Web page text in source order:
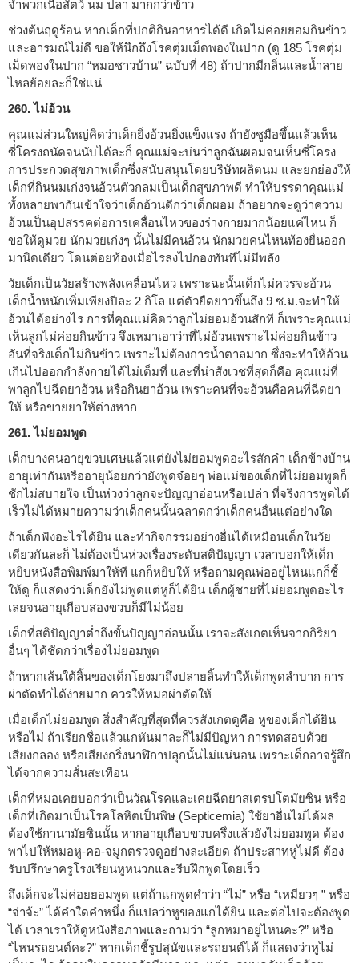
จำพวกเนื้อสัตว์ นม ปลา มากกว่าข้าว
ช่วงต้นฤดูร้อน หากเด็กที่ปกติกินอาหารได้ดี เกิดไม่ค่อยยอมกินข้าว
และอารมณ์ไม่ดี ขอให้นึกถึงโรคตุ่มเม็ดพองในปาก (ดู 185 โรคตุ่ม
เม็ดพองในปาก “หมอชาวบ้าน” ฉบับที่ 48) ถ้าปากมีกลิ่นและน้ำลาย
ไหลย้อยละก็ใช่แน่
260. ไม่อ้วน
คุณแม่ส่วนใหญ่คิดว่าเด็กยิ่งอ้วนยิ่งแข็งแรง ถ้ายังชูมือขึ้นแล้วเห็น
ซี่โครงถนัดจนนับได้ละก็ คุณแม่จะบ่นว่าลูกฉันผอมจนเห็นซี่โครง
การประกวดสุขภาพเด็กซึ่งสนับสนุนโดยบริษัทผลิตนม และยกย่องให้
เด็กที่กินนมเก่งจนอ้วนตัวกลมเป็นเด็กสุขภาพดี ทำให้บรรดาคุณแม่
ทั้งหลายพากันเข้าใจว่าเด็กอ้วนดีกว่าเด็กผอม ถ้าอยากจะดูว่าความ
อ้วนเป็นอุปสรรคต่อการเคลื่อนไหวของร่างกายมากน้อยแค่ไหน ก็
ขอให้ดูมวย นักมวยเก่งๆ นั้นไม่มีคนอ้วน นักมวยคนไหนท้องยื่นออก
มานิดเดียว โดนต่อยท้องเมื่อไรลงไปกองทันทีไม่มีพลัง
วัยเด็กเป็นวัยสร้างพลังเคลื่อนไหว เพราะฉะนั้นเด็กไม่ควรจะอ้วน
เด็กน้ำหนักเพิ่มเพียงปีละ 2 กิโล แต่ตัวยืดยาวขึ้นถึง 9 ซ.ม.จะทำให้
อ้วนได้อย่างไร การที่คุณแม่คิดว่าลูกไม่ยอมอ้วนสักที ก็เพราะคุณแม่
เห็นลูกไม่ค่อยกินข้าว จึงเหมาเอาว่าที่ไม่อ้วนเพราะไม่ค่อยกินข้าว
อันที่จริงเด็กไม่กินข้าว เพราะไม่ต้องการน้ำตาลมาก ซึ่งจะทำให้อ้วน
เกินไปออกกำลังกายได้ไม่เต็มที่ และที่น่าสังเวชที่สุดก็คือ คุณแม่ที่
พาลูกไปฉีดยาอ้วน หรือกินยาอ้วน เพราะคนที่จะอ้วนคือคนที่ฉีดยา
ให้ หรือขายยาให้ต่างหาก
261. ไม่ยอมพูด
เด็กบางคนอายุขวบเศษแล้วแต่ยังไม่ยอมพูดอะไรสักคำ เด็กข้างบ้าน
อายุเท่ากันหรืออายุน้อยกว่ายังพูดจ๋อยๆ พ่อแม่ของเด็กที่ไม่ยอมพูดก็
ชักไม่สบายใจ เป็นห่วงว่าลูกจะปัญญาอ่อนหรือเปล่า ที่จริงการพูดได้
เร็วไม่ได้หมายความว่าเด็กคนนั้นฉลาดกว่าเด็กคนอื่นแต่อย่างใด
ถ้าเด็กฟังอะไรได้ยิน และทำกิจกรรมอย่างอื่นได้เหมือนเด็กในวัย
เดียวกันละก็ ไม่ต้องเป็นห่วงเรื่องระดับสติปัญญา เวลาบอกให้เด็ก
หยิบหนังสือพิมพ์มาให้ที แกก็หยิบให้ หรือถามคุณพ่ออยู่ไหนแกก็ชี้
ให้ดู ก็แสดงว่าเด็กยังไม่พูดแต่หูก็ได้ยิน เด็กผู้ชายที่ไม่ยอมพูดอะไร
เลยจนอายุเกือบสองขวบก็มีไม่น้อย
เด็กที่สติปัญญาต่ำถึงขั้นปัญญาอ่อนนั้น เราจะสังเกตเห็นจากกิริยา
อื่นๆ ได้ชัดกว่าเรื่องไม่ยอมพูด
ถ้าหากเส้นใต้ลิ้นของเด็กโยงมาถึงปลายลิ้นทำให้เด็กพูดลำบาก การ
ผ่าตัดทำได้ง่ายมาก ควรให้หมอผ่าตัดให้
เมื่อเด็กไม่ยอมพูด สิ่งสำคัญที่สุดที่ควรสังเกตดูคือ หูของเด็กได้ยิน
หรือไม่ ถ้าเรียกชื่อแล้วแกหันมาละก็ไม่มีปัญหา การทดสอบด้วย
เสียงกลอง หรือเสียงกริ่งนาฬิกาปลุกนั้นไม่แน่นอน เพราะเด็กอาจรู้สึก
ได้จากความสั่นสะเทือน
เด็กที่หมอเคยบอกว่าเป็นวัณโรคและเคยฉีดยาสเตรปโตมัยซิน หรือ
เด็กที่เกิดมาเป็นโรคโลหิตเป็นพิษ (Septicemia) ใช้ยาอื่นไม่ได้ผล
ต้องใช้กานามัยซินนั้น หากอายุเกือบขวบครึ่งแล้วยังไม่ยอมพูด ต้อง
พาไปให้หมอหู-คอ-จมูกตรวจดูอย่างละเอียด ถ้าประสาทหูไม่ดี ต้อง
รับปรึกษาครูโรงเรียนหูหนวกและรีบฝึกพูดโดยเร็ว
ถึงเด็กจะไม่ค่อยยอมพูด แต่ถ้าแกพูดคำว่า “ไม่” หรือ “เหมียวๆ ” หรือ
“จ๋าจ้ะ” ได้คำใดคำหนึ่ง ก็แปลว่าหูของแกได้ยิน และต่อไปจะต้องพูด
ได้ เวลาเราให้ดูหนังสือภาพและถามว่า “ลูกหมาอยู่ไหนคะ?” หรือ
“ไหนรถยนต์คะ?” หากเด็กชี้รูปสุนัขและรถยนต์ได้ ก็แสดงว่าหูไม่